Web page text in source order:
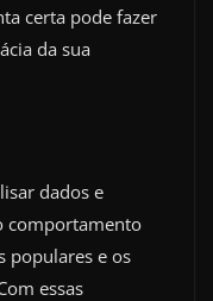
certa pode fazer
da sua
dados e
comportamento
populares e os
essas